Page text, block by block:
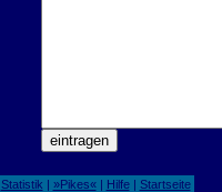
Statistik | »Pikes«| Hilfe| Startseite